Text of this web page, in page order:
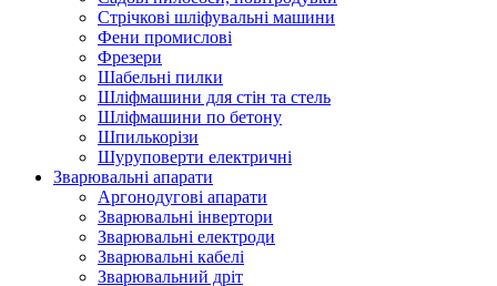
Стрічкові шліфувальні машини
Фени промислові
Фрезери
Шабельні пилки
Шліфмашини для стін та стель
Шліфмашини по бетону
Шпилькорізи
Шуруповерти електричні
Зварювальні апарати
Аргонодугові апарати
Зварювальні інвертори
Зварювальні електроди
Зварювальні кабелі
Зварювальний дріт